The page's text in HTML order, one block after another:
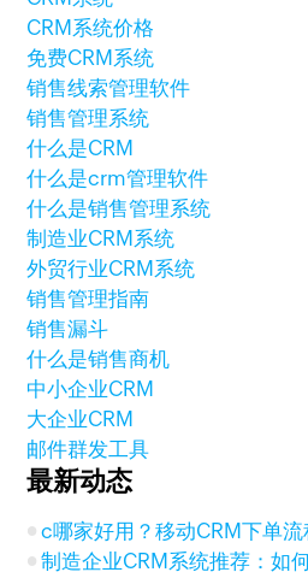
CRM系统价格
免费CRM系统
销售线索管理软件
销售管理系统
什么是CRM
什么是crm管理软件
什么是销售管理系统
制造业CRM系统
外贸行业CRM系统
销售管理指南
销售漏斗
什么是销售商机
中小企业CRM
大企业CRM
邮件群发工具
最新动态
c哪家好用？移动CRM下单
制造企业CRM系统推荐：如